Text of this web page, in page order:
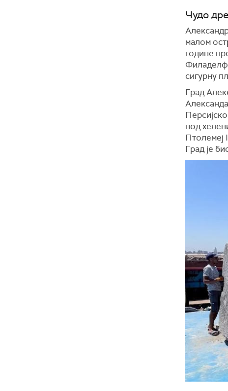
Чудо
малом
године
сигурну
Град
под
Птолемеј
Град је